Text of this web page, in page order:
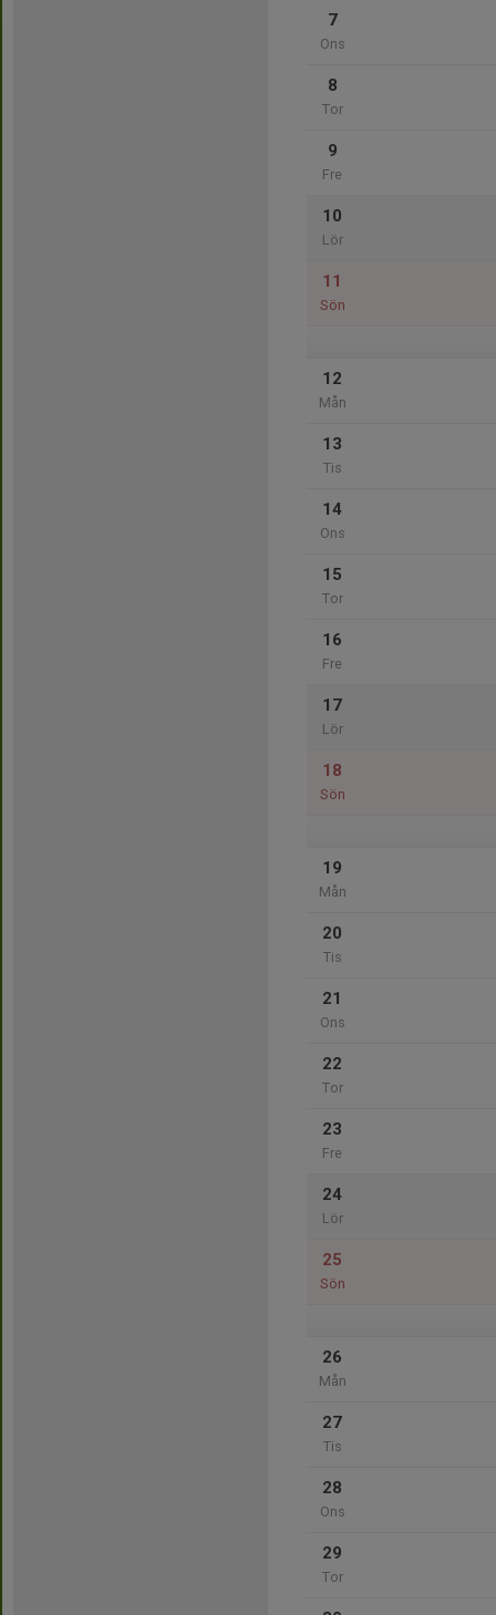
7
Ons
8
Tor
9
Fre
10
Lör
11
Sön
12
Mån
13
Tis
14
Ons
15
Tor
16
Fre
17
Lör
18
Sön
19
Mån
20
Tis
21
Ons
22
Tor
23
Fre
24
Lör
25
Sön
26
Mån
27
Tis
28
Ons
29
Tor